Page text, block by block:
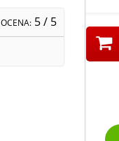
OCENA: 5/ 5